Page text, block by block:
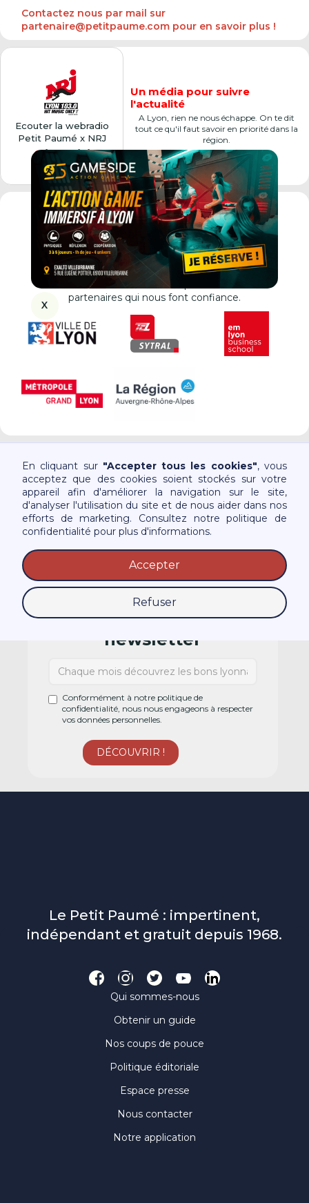
Contactez nous par mail sur
partenaire@petitpaume.com pour en savoir plus !
Ecouter la webradio
Petit Paumé x NRJ
Cliquer ici
Un média pour suivre
l'actualité
A Lyon, rien ne nous échappe. On te dit
tout ce qu'il faut savoir en priorité dans la
région.
Premier city-guide de France,
véritable
institution
Le Petit Paumé est soutenu par de nombreux
partenaires qui nous font confiance.
En cliquant sur "Accepter tous les cookies", vous
acceptez que des cookies soient stockés sur votre
appareil afin d'améliorer la navigation sur le site,
d'analyser l'utilisation du site et de nous aider dans nos
efforts de marketing. Consultez notre politique de
confidentialité pour plus d'informations.
Refuser
Accepter
Consulter les guides
Abonnez-vous à la
newsletter
Conformément à notre politique de
confidentialité, nous nous engageons à respecter
vos données personnelles.
Le Petit Paumé : impertinent,
indépendant et gratuit depuis 1968.
Qui sommes-nous
Obtenir un guide
Nos coups de pouce
Politique éditoriale
Espace presse
Nous contacter
Notre application
X